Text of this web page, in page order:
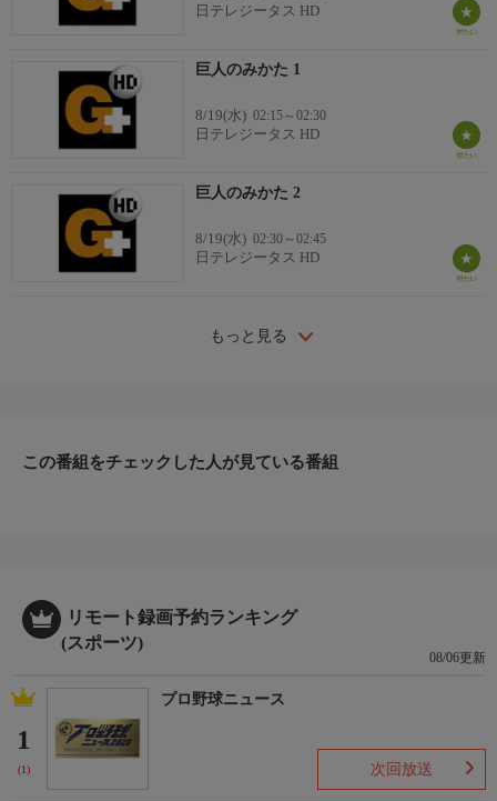
日テレジータス HD
巨人のみかた 1
8/19(水) 02:15～02:30
日テレジータス HD
巨人のみかた 2
8/19(水) 02:30～02:45
日テレジータス HD
もっと見る
この番組をチェックした人が見ている番組
リモート録画予約ランキング
(スポーツ)
08/06更新
1
(1)
プロ野球ニュース
次回放送